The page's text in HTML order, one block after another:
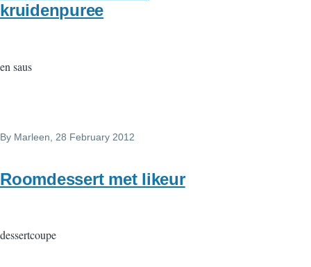
kruidenpuree
en saus
By Marleen , 28 February 2012
Roomdessert met likeur
dessertcoupe